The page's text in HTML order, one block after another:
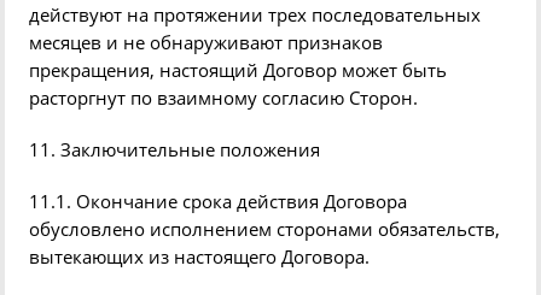
действуют на протяжении трех последовательных
месяцев и не обнаруживают признаков
прекращения, настоящий Договор может быть
расторгнут по взаимному согласию Сторон.
11. Заключительные положения
11.1. Окончание срока действия Договора
обусловлено исполнением сторонами обязательств,
вытекающих из настоящего Договора.